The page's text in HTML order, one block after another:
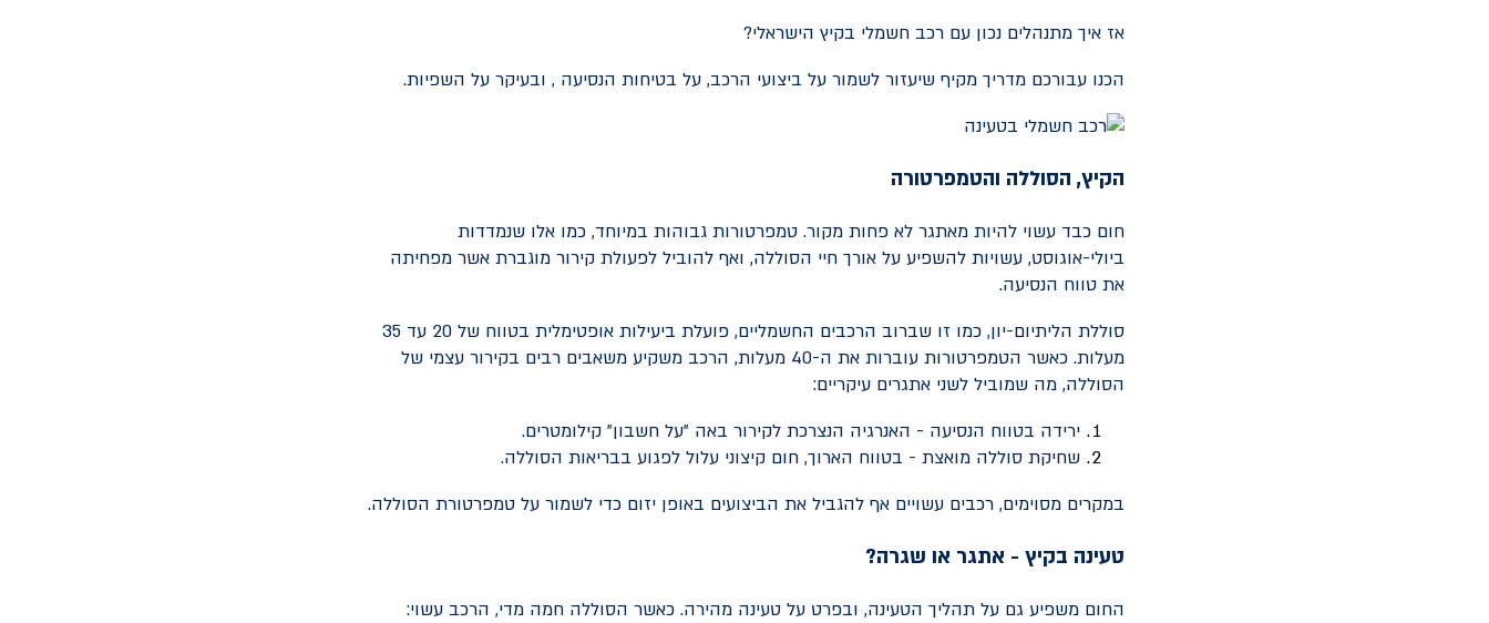
אז איך מתנהלים נכון עם רכב חשמלי בקיץ הישראלי?
הכנו עבורכם מדריך מקיף שיעזור לשמור על ביצועי הרכב, על בטיחות הנסיעה , ובעיקר על השפיות.
הקיץ, הסוללה והטמפרטורה
חום כבד עשוי להיות מאתגר לא פחות מקור. טמפרטורות גבוהות במיוחד, כמו אלו שנמדדות
ביולי-אוגוסט, עשויות להשפיע על אורך חיי הסוללה, ואף להוביל לפעולת קירור מוגברת אשר מפחיתה
את טווח הנסיעה.
סוללת הליתיום-יון, כמו זו שברוב הרכבים החשמליים, פועלת ביעילות אופטימלית בטווח של 20 עד 35
מעלות. כאשר הטמפרטורות עוברות את ה-40 מעלות, הרכב משקיע משאבים רבים בקירור עצמי של
הסוללה, מה שמוביל לשני אתגרים עיקריים:
ירידה בטווח הנסיעה - האנרגיה הנצרכת לקירור באה "על חשבון" קילומטרים.
שחיקת סוללה מואצת - בטווח הארוך, חום קיצוני עלול לפגוע בבריאות הסוללה.
במקרים מסוימים, רכבים עשויים אף להגביל את הביצועים באופן יזום כדי לשמור על טמפרטורת הסוללה.
טעינה בקיץ - אתגר או שגרה?
החום משפיע גם על תהליך הטעינה, ובפרט על טעינה מהירה. כאשר הסוללה חמה מדי, הרכב עשוי: